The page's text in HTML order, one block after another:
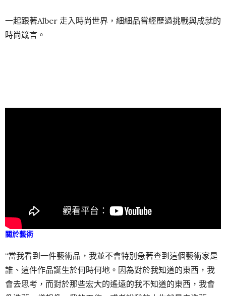
一起跟著Alber 走入時尚世界，細細品嘗經歷過挑戰與成就的
時尚箴言。
關於藝術
“當我看到一件藝術品，我並不會特別急著查到這個藝術家是
誰、這件作品誕生於何時何地。因為對於我知道的東西，我
會去思考，而對於那些宏大的遙遠的我不知道的東西，我會